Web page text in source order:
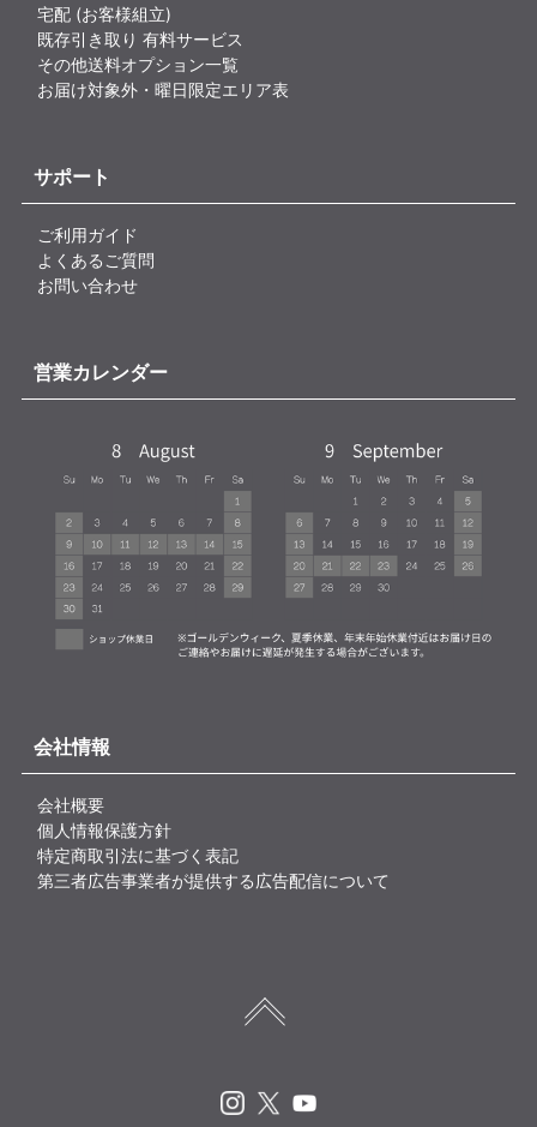
宅配 (お客様組立)
既存引き取り 有料サービス
その他送料オプション一覧
お届け対象外・曜日限定エリア表
サポート
ご利用ガイド
よくあるご質問
お問い合わせ
営業カレンダー
会社情報
会社概要
個人情報保護方針
特定商取引法に基づく表記
第三者広告事業者が提供する広告配信について